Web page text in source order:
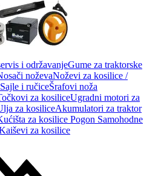
i održavanjeGume za traktorske
noževaNoževi za kosilice /
Sajle i ručiceŠrafovi noža
za kosiliceUgradni motori za
za kosiliceAkumulatori za traktor
za kosilice Pogon Samohodne
za kosilice